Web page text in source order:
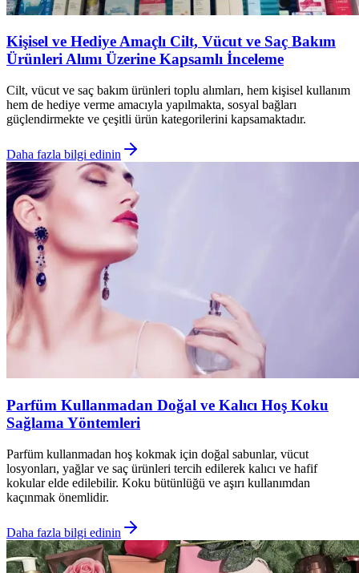
Kişisel ve Hediye Amaçlı Cilt, Vücut ve Saç Bakım
Ürünleri Alımı Üzerine Kapsamlı İnceleme
Cilt, vücut ve saç bakım ürünleri toplu alımları, hem kişisel kullanım
hem de hediye verme amacıyla yapılmakta, sosyal bağları
güçlendirmekte ve çeşitli ürün kategorilerini kapsamaktadır.
Daha fazla bilgi edinin
Parfüm Kullanmadan Doğal ve Kalıcı Hoş Koku
Sağlama Yöntemleri
Parfüm kullanmadan hoş kokmak için doğal sabunlar, vücut
losyonları, yağlar ve saç ürünleri tercih edilerek kalıcı ve hafif
kokular elde edilebilir. Koku bütünlüğü ve aşırı kullanımdan
kaçınmak önemlidir.
Daha fazla bilgi edinin